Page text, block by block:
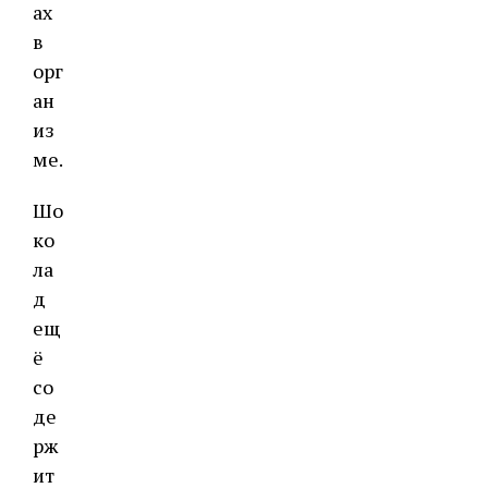
ах
в
орг
ан
из
ме.
Шо
ко
ла
д
ещ
ё
со
де
рж
ит